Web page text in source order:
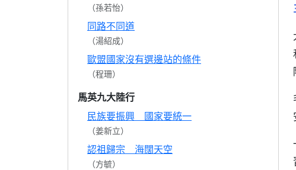
（孫若怡）
同路不同道
（湯紹成）
歐盟國家沒有選邊站的條件
（程珊）
馬英九大陸行
民族要振興 國家要統一
（姜新立）
認祖歸宗 海闊天空
（方毓）